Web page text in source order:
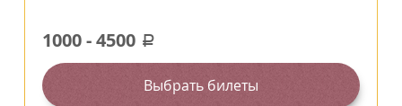
1000-4500 a
Выбрать билеты